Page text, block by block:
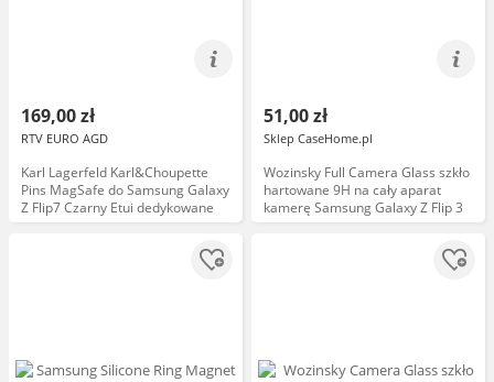
169,00 zł
RTV EURO AGD
Karl Lagerfeld Karl&Choupette
Pins MagSafe do Samsung Galaxy
Z Flip7 Czarny Etui dedykowane
51,00 zł
Sklep CaseHome.pl
Wozinsky Full Camera Glass szkło
hartowane 9H na cały aparat
kamerę Samsung Galaxy Z Flip 3